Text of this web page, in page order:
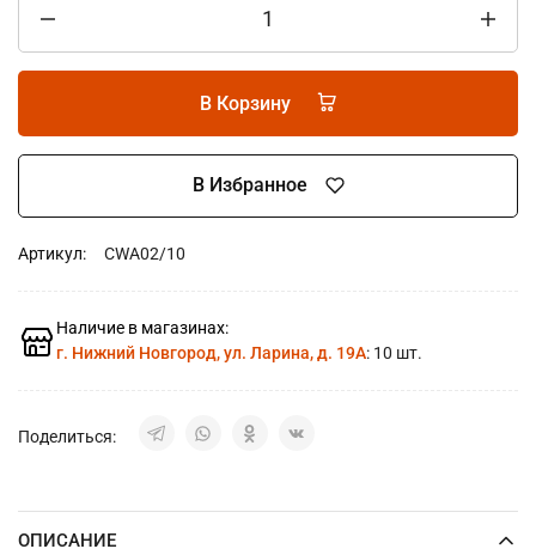
В Корзину
В Избранное
Артикул: CWA02/10
Наличие в магазинах:
г. Нижний Новгород, ул. Ларина, д. 19А: 10 шт.
Поделиться:
ОПИСАНИЕ